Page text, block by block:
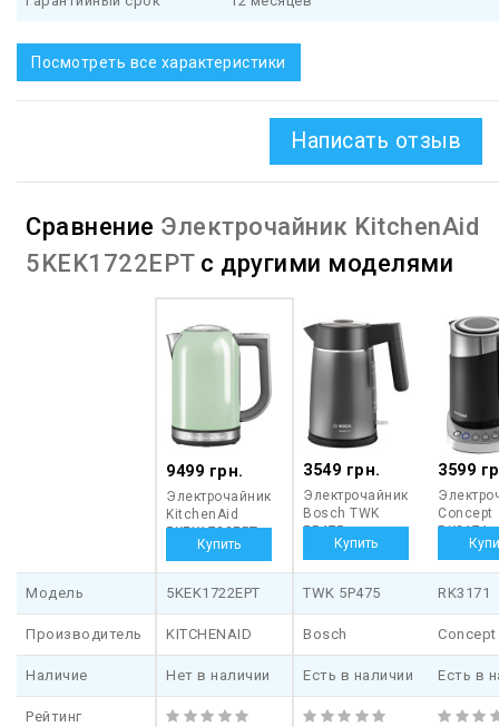
Посмотреть все характеристики
Написать отзыв
Сравнение Электрочайник KitchenAid
5KEK1722EPTс другими моделями
9499 грн.
Электрочайник
KitchenAid
5KEK1722EPT
3549 грн.
Электрочайник
Bosch TWK
5P475
3599
Concept
RK3171
Модель 5KEK1722EPT TWK 5P475 RK3171
Производитель KITCHENAID Bosch Concept
Наличие Нет в наличии Есть в наличии Есть в
Рейтинг